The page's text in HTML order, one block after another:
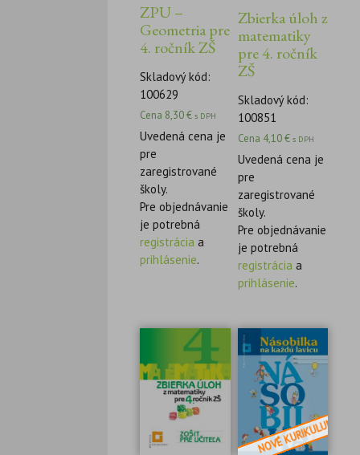
ZPU –
Geometria pre
4. ročník ZŠ
Skladový kód:
100629
Cena 8,30€ s DPH
Uvedená cena je
pre
zaregistrované
školy.
Pre objednávanie
je potrebná
registrácia a
prihlásenie.
Zbierka úloh z
matematiky
pre 4. ročník
ZŠ
Skladový kód:
100851
Cena 4,10€ s DPH
Uvedená cena je
pre
zaregistrované
školy.
Pre objednávanie
je potrebná
registrácia a
prihlásenie.